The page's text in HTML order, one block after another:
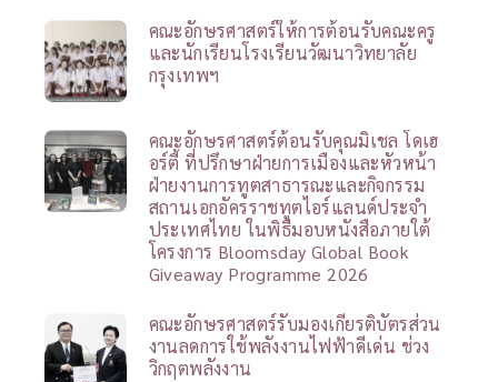
คณะอักษรศาสตร์ให้การต้อนรับคณะครู
และนักเรียนโรงเรียนวัฒนาวิทยาลัย
กรุงเทพฯ
คณะอักษรศาสตร์ต้อนรับคุณมิเชล โดเฮ
อร์ตี้ ที่ปรึกษาฝ่ายการเมืองและหัวหน้า
ฝ่ายงานการทูตสาธารณะและกิจกรรม
สถานเอกอัครราชทูตไอร์แลนด์ประจำ
ประเทศไทย ในพิธีมอบหนังสือภายใต้
โครงการ Bloomsday Global Book
Giveaway Programme 2026
คณะอักษรศาสตร์รับมองเกียรติบัตรส่วน
งานลดการใช้พลังงานไฟฟ้าดีเด่น ช่วง
วิกฤตพลังงาน